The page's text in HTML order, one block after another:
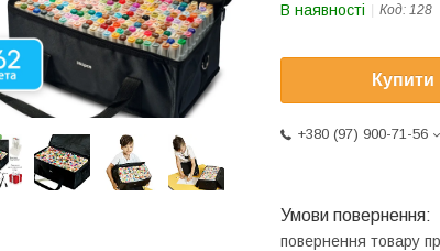
В наявності Код: 128
Купити
+380 (97) 900-71-56
повернення товару